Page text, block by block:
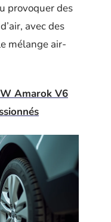
provoquer des
avec des
mélange air-
Amarok V6